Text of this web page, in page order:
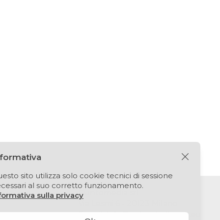
Puntomedia srl
E-mail:info@extendedbook.eu
sito utilizza solo cookie tecnici di sessione
al suo corretto funzionamento.
sulla privacy